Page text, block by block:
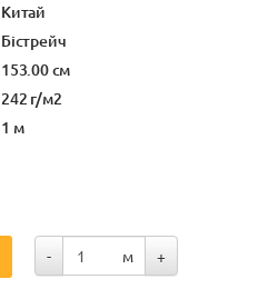
Китай
Бістрейч
153.00 см
242 г/м2
1 м
- м +